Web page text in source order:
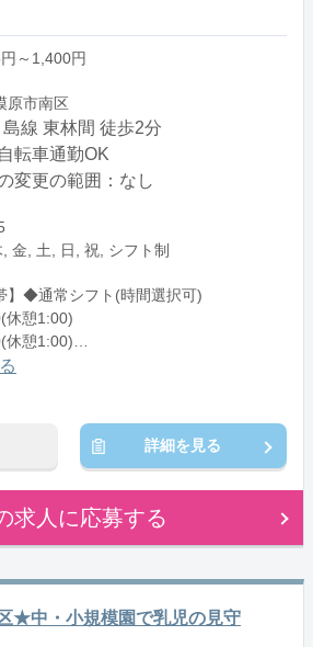
～1,400円
原市南区
線 東林間 徒歩2分
転車通勤OK
変更の範囲：なし
金, 土, 日, 祝, シフト制
】◆通常シフト(時間選択可)
休憩1:00)
休憩1:00)
休憩1:00)
詳細を見る
求人に応募する
★中・小規模園で乳児の見守